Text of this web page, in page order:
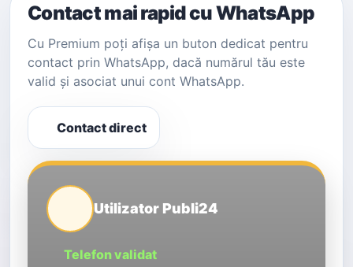
Contact mai rapid cu WhatsApp
Cu Premium poți afișa un buton dedicat pentru
contact prin WhatsApp, dacă numărul tău este
valid și asociat unui cont WhatsApp.
Contact direct
Utilizator Publi24
Telefon validat